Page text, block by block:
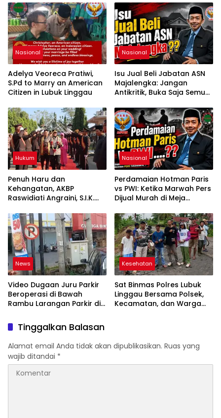
Nasional
Adelya Veoreca Pratiwi,
S.Pd to Marry an American
Citizen in Lubuk Linggau
Nasional
Isu Jual Beli Jabatan ASN
Majalengka: Jangan
Antikritik, Buka Saja Semua
Jabatan kepada Publik
Oleh: Aceng Syamsul
Hadie, S.Sos., MM. Ketua
Dewan Pembina Pusat
ASWIN
Hukum
Penuh Haru dan
Kehangatan, AKBP
Raswidiati Angraini, S.I.K.
Lampung Utara
Nasional
Perdamaian Hotman Paris
vs PWI: Ketika Marwah Pers
Dijual Murah di Meja
Syamsul Hadie (ASH)”
News
Video Dugaan Juru Parkir
Beroperasi di Bawah
Rambu Larangan Parkir di
Warganet Soroti Dugaan
Pelanggaran
Kesehatan
Sat Binmas Polres Lubuk
Linggau Bersama Polsek,
Kecamatan, dan Warga
Tinggalkan Balasan
Alamat email Anda tidak akan dipublikasikan. Ruas yang
wajib ditandai *